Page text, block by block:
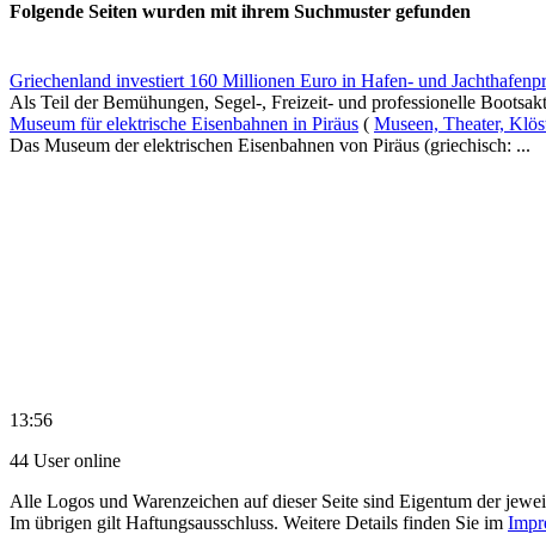
Folgende Seiten wurden mit ihrem Suchmuster gefunden
Griechenland investiert 160 Millionen Euro in Hafen- und
Als Teil der Bemühungen, Segel-, Freizeit- und professionelle
Museum für elektrische Eisenbahnen in Piräus ( Museen, Theater,
Das Museum der elektrischen Eisenbahnen von Piräus (griechisch: ...
13:56
44 User online
Alle Logos und Warenzeichen auf dieser Seite sind Eigentum der
Im übrigen gilt Haftungsausschluss. Weitere Details finden Sie im